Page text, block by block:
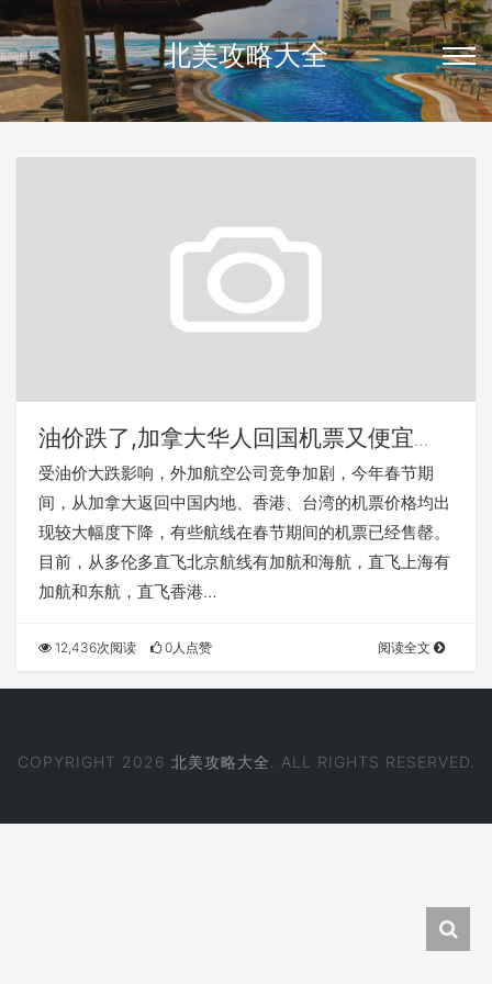
北美攻略大全
油价跌了,加拿大华人回国机票又便宜
了！
受油价大跌影响，外加航空公司竞争加剧，今年春节期
间，从加拿大返回中国内地、香港、台湾的机票价格均出
现较大幅度下降，有些航线在春节期间的机票已经售罄。
目前，从多伦多直飞北京航线有加航和海航，直飞上海有
加航和东航，直飞香港…
12,436次阅读 0人点赞 阅读全文
COPYRIGHT 2026 北美攻略大全 . ALL RIGHTS RESERVED.